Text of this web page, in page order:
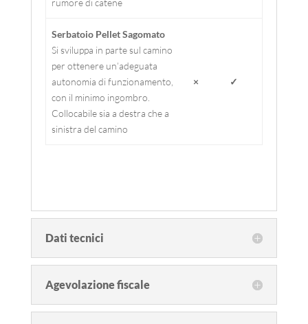
rumore di catene
Serbatoio Pellet Sagomato
Si sviluppa in parte sul camino
per ottenere un’adeguata
autonomia di funzionamento,
con il minimo ingombro.
Collocabile sia a destra che a
sinistra del camino
× ✓
Dati tecnici
Agevolazione fiscale